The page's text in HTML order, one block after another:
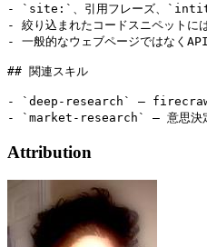
- `site:`、引用フレーズ、
- 絞り込まれたコードスニペット
- 一般的なウェブページではなく
## 関連スキル
- `deep-research` — firecrawl +
Attribution